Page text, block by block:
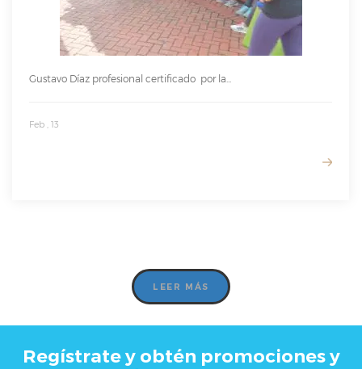
Gustavo Díaz profesional certificado por la...
Feb , 13
LEER MÁS
Regístrate y obtén promociones y